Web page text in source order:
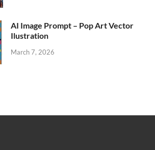
AI Image Prompt – Pop Art Vector
Ilustration
March 7, 2026